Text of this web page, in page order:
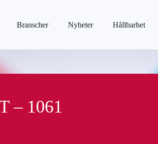
Branscher Nyheter Hållbarhet
– 1061